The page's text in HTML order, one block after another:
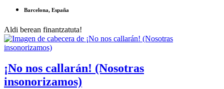
Barcelona, España
Aldi berean finantzatuta!
¡No nos callarán! (Nosotras
insonorizamos)